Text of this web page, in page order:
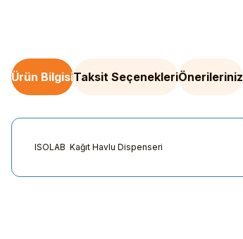
Ürün BilgisiTaksit SeçenekleriÖnerileriniz
ISOLAB Kağıt Havlu Dispenseri